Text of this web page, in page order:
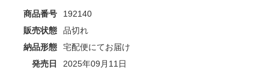
商品番号
192140
販売状態
品切れ
納品形態
宅配便にてお届け
発売日
2025年09月11日